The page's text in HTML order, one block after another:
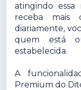
atingindo
receba mais
diariamente,
quem está
estabelecida.
A
Premium do